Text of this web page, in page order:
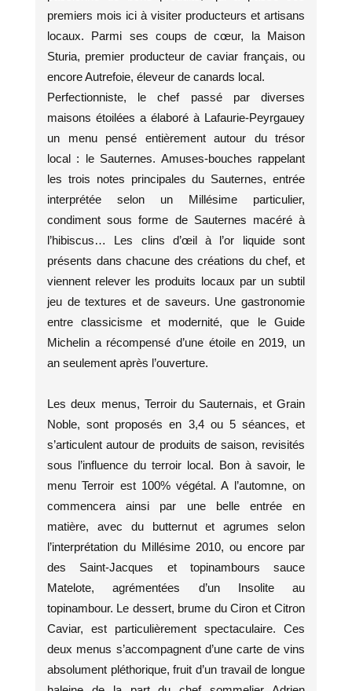
premiers mois ici à visiter producteurs et artisans
locaux. Parmi ses coups de cœur, la Maison
Sturia, premier producteur de caviar français, ou
encore Autrefoie, éleveur de canards local.
Perfectionniste, le chef passé par diverses
maisons étoilées a élaboré à Lafaurie-Peyrgauey
un menu pensé entièrement autour du trésor
local : le Sauternes. Amuses-bouches rappelant
les trois notes principales du Sauternes, entrée
interprétée selon un Millésime particulier,
condiment sous forme de Sauternes macéré à
l’hibiscus… Les clins d’œil à l’or liquide sont
présents dans chacune des créations du chef, et
viennent relever les produits locaux par un subtil
jeu de textures et de saveurs. Une gastronomie
entre classicisme et modernité, que le Guide
Michelin a récompensé d’une étoile en 2019, un
an seulement après l’ouverture.
Les deux menus, Terroir du Sauternais, et Grain
Noble, sont proposés en 3,4 ou 5 séances, et
s’articulent autour de produits de saison, revisités
sous l’influence du terroir local. Bon à savoir, le
menu Terroir est 100% végétal. A l’automne, on
commencera ainsi par une belle entrée en
matière, avec du butternut et agrumes selon
l’interprétation du Millésime 2010, ou encore par
des Saint-Jacques et topinambours sauce
Matelote, agrémentées d’un Insolite au
topinambour. Le dessert, brume du Ciron et Citron
Caviar, est particulièrement spectaculaire. Ces
deux menus s’accompagnent d’une carte de vins
absolument pléthorique, fruit d’un travail de longue